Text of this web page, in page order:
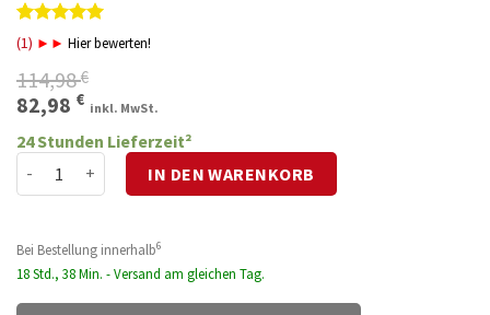
Bewertet
mit
5.00
von 5,
basierend
auf
1
(1) ►► Hier bewerten!
114,98€
Ursprünglicher
Preis
war:
114,98 €
82,98 €Aktueller
Preis
ist:
82,98 €.
inkl. MwSt.
24 Stunden Lieferzeit²
LED Panel MAREN 120cm MengeIN DEN WARENKORB
Bei Bestellung innerhalb6
18 Std., 38 Min. - Versand am gleichen Tag.